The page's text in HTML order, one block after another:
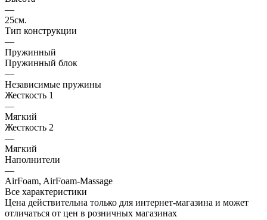
—
25см.
Тип конструкции
—
Пружинный
Пружинный блок
—
Независимые пружины
Жесткость 1
—
Мягкий
Жесткость 2
—
Мягкий
Наполнители
—
AirFoam, AirFoam-Massage
Все характеристики
Цена действительна только для интернет-магазина и может
отличаться от цен в розничных магазинах